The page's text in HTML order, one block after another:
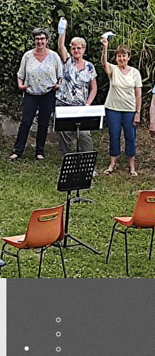
Menu
<
>
Fest-Deiz ha Noz
Autres galeries
Vidéos
Couverture
Ajoutez un logo, un
Cliquez pour éditer